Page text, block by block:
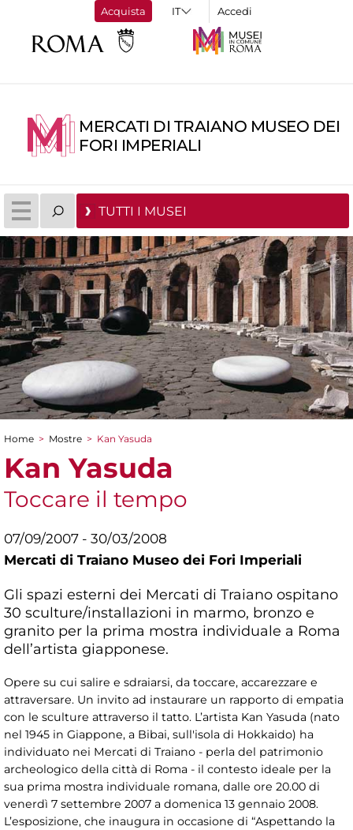
Acquista Accedi
MERCATI DI TRAIANO MUSEO DEI
FORI IMPERIALI
TUTTI I MUSEI
Tu sei qui
Home > Mostre > Kan Yasuda
Kan Yasuda
Toccare il tempo
07/09/2007 - 30/03/2008
Mercati di Traiano Museo dei Fori Imperiali
Gli spazi esterni dei Mercati di Traiano ospitano
30 sculture/installazioni in marmo, bronzo e
granito per la prima mostra individuale a Roma
dell’artista giapponese.
Opere su cui salire e sdraiarsi, da toccare, accarezzare e
attraversare. Un invito ad instaurare un rapporto di empatia
con le sculture attraverso il tatto. L’artista Kan Yasuda (nato
nel 1945 in Giappone, a Bibai, sull'isola di Hokkaido) ha
individuato nei Mercati di Traiano - perla del patrimonio
archeologico della città di Roma - il contesto ideale per la
sua prima mostra individuale romana, dalle ore 20.00 di
venerdì 7 settembre 2007 a domenica 13 gennaio 2008.
L’esposizione, che inaugura in occasione di “Aspettando la